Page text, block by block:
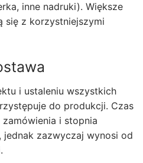
inne nadruki). Większe
się z korzystniejszymi
i ustaleniu wszystkich
do produkcji. Czas
i stopnia
jednak zazwyczaj wynosi od